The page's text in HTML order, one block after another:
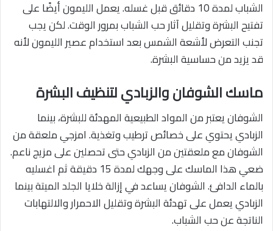
الشباب لمدة 10 دقائق قبل غسله. يعمل الليمون أيضًا على
تفتيح البشرة وتقليل آثار حب الشباب بمرور الوقت. لكن يجب
تجنب التعرض لأشعة الشمس بعد استخدام عصير الليمون لأنه
قد يزيد من حساسية البشرة.
ماسك الشوفان والزبادي لتنظيف البشرة
الشوفان يعتبر من المواد الطبيعية المهدئة للبشرة، بينما
الزبادي يحتوي على خصائص ترطيب وتغذية. امزجي ملعقة من
الشوفان مع ملعقتين من الزبادي حتى تحصلين على مزيج ناعم.
ضعي هذا الماسك على وجهك لمدة 15 دقيقة ثم اغسليه
بالماء الدافئ. الشوفان يساعد في إزالة خلايا الجلد الميتة بينما
الزبادي يعمل على تهدئة البشرة وتقليل الاحمرار والالتهابات
الناتجة عن حب الشباب.